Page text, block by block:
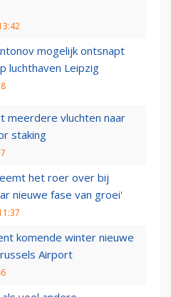
mogelijk ontsnapt
luchthaven Leipzig
meerdere vluchten naar
staking
het roer over bij
nieuwe fase van groei'
komende winter nieuwe
Airport